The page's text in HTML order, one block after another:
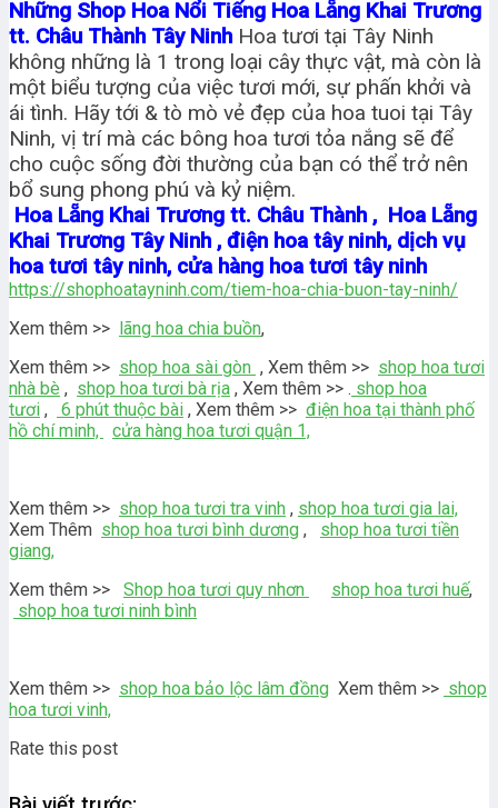
Những Shop Hoa Nổi Tiếng Hoa Lẵng Khai Trương
tt. Châu Thành Tây Ninh Hoa tươi tại Tây Ninh
không những là 1 trong loại cây thực vật, mà còn là
một biểu tượng của việc tươi mới, sự phấn khởi và
ái tình. Hãy tới & tò mò vẻ đẹp của hoa tuoi tại Tây
Ninh, vị trí mà các bông hoa tươi tỏa nắng sẽ để
cho cuộc sống đời thường của bạn có thể trở nên
bổ sung phong phú và kỷ niệm.
Hoa Lẵng Khai Trương tt. Châu Thành , Hoa Lẵng
Khai Trương Tây Ninh , điện hoa tây ninh, dịch vụ
hoa tươi tây ninh, cửa hàng hoa tươi tây ninh
https://shophoatayninh.com/tiem-hoa-chia-buon-tay-ninh/
Xem thêm >> lãng hoa chia buồn,
Xem thêm >> shop hoa sài gòn , Xem thêm >> shop hoa tươi
nhà bè , shop hoa tươi bà rịa , Xem thêm >> . shop hoa
tươi , 6 phút thuộc bài , Xem thêm >> điện hoa tại thành phố
hồ chí minh,
cửa hàng hoa tươi quận 1,
Xem thêm >> shop hoa tươi tra vinh , shop hoa tươi gia lai,
Xem Thêm shop hoa tươi bình dương , shop hoa tươi tiền
giang,
Xem thêm >> Shop hoa tươi quy nhơn shop hoa tươi huế,
shop hoa tươi ninh bình
Xem thêm >> shop hoa bảo lộc lâm đồng Xem thêm >> shop
hoa tươi vinh,
Rate this post